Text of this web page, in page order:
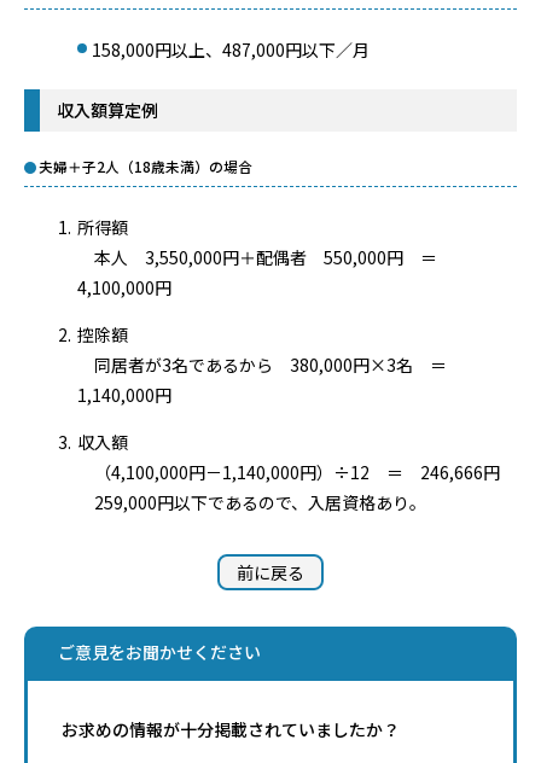
158,000円以上、487,000円以下／月
収入額算定例
夫婦＋子2人（18歳未満）の場合
所得額
本人 3,550,000円＋配偶者 550,000円 ＝
4,100,000円
控除額
同居者が3名であるから 380,000円×3名 ＝
1,140,000円
収入額
（4,100,000円－1,140,000円）÷12 ＝ 246,666円
259,000円以下であるので、入居資格あり。
前に戻る
ご意見をお聞かせください
お求めの情報が十分掲載されていましたか？